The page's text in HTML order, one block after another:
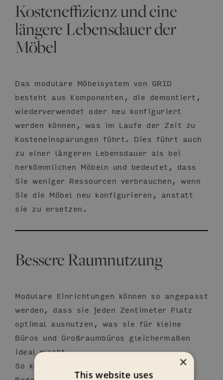
Kosteneffizienz und eine
längere Lebensdauer der
Möbel
Das modulare Möbelsystem von GRID
besteht aus Komponenten, die demontiert,
wiederverwendet oder neu konfiguriert
werden können, was im Laufe der Zeit zu
Kosteneinsparungen führt. Dies führt auch
zu einer längeren Lebensdauer als bei
herkömmlichen Möbeln und bedeutet, dass
Sie weniger Ressourcen verbrauchen, wenn
Sie die Möbel neu konfigurieren, anstatt
sie zu ersetzen.
Bessere Raumnutzung
Modulare Einrichtungen können so angepasst
werden, dass sie jeden Zentimeter Platz
optimal ausnutzen, was sie für kleine
Büros und Großraumbüros gleichermaßen
ideal macht.
So können Sie beispielsweise je nach
×
This website uses